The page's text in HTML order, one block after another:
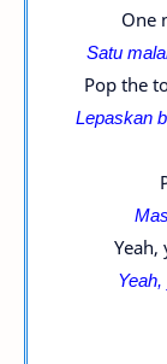
One
Satu
Pop the
Lepaskan
Yeah,